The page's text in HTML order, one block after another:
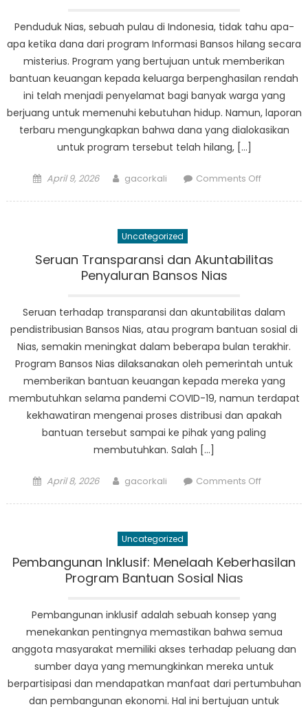
Nias
Penduduk Nias, sebuah pulau di Indonesia, tidak tahu apa-
apa ketika dana dari program Informasi Bansos hilang secara
misterius. Program yang bertujuan untuk memberikan
bantuan keuangan kepada keluarga berpenghasilan rendah
ini telah menjadi penyelamat bagi banyak warga yang
berjuang untuk memenuhi kebutuhan hidup. Namun, laporan
terbaru mengungkapkan bahwa dana yang dialokasikan
untuk program tersebut telah hilang, […]
Posted
April 9, 2026 Author
gacorkali Comments Offon
Informasi
Bansos
Uncategorized
Seruan Transparansi dan Akuntabilitas
Penyaluran Bansos Nias
Seruan terhadap transparansi dan akuntabilitas dalam
pendistribusian Bansos Nias, atau program bantuan sosial di
Nias, semakin meningkat dalam beberapa bulan terakhir.
Program Bansos Nias dilaksanakan oleh pemerintah untuk
memberikan bantuan keuangan kepada mereka yang
membutuhkan selama pandemi COVID-19, namun terdapat
kekhawatiran mengenai proses distribusi dan apakah
bantuan tersebut sampai ke pihak yang paling
membutuhkan. Salah […]
Posted
April 8, 2026 Author
gacorkali Comments Offon
Uncategorized
Pembangunan Inklusif: Menelaah Keberhasilan
Program Bantuan Sosial Nias
Pembangunan inklusif adalah sebuah konsep yang
menekankan pentingnya memastikan bahwa semua
anggota masyarakat memiliki akses terhadap peluang dan
sumber daya yang memungkinkan mereka untuk
berpartisipasi dan mendapatkan manfaat dari pertumbuhan
dan pembangunan ekonomi. Hal ini bertujuan untuk